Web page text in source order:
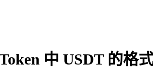
中 USDT 的格